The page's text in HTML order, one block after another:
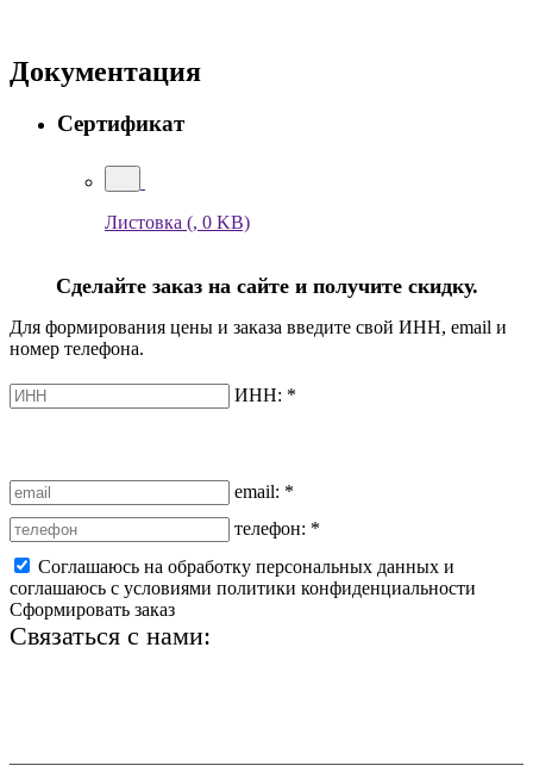
Документация
Сертификат
Листовка (, 0 KB)
Сделайте заказ на сайте и получите скидку.
Для формирования цены и заказа введите свой ИНН, email и
номер телефона.
ИНН: *
email: *
телефон: *
Соглашаюсь на обработку персональных данных и
соглашаюсь с условиями политики конфиденциальности
Сформировать заказ
Связаться с нами: